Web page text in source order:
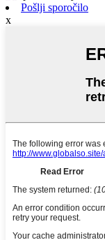
Pošlji sporočilo
x